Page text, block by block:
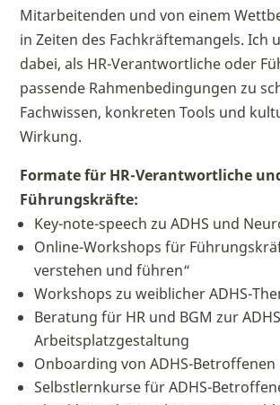
Mitarbeitenden und von einem
in Zeiten des Fachkräftemangels. Ich
dabei, als HR-Verantwortliche oder
passende Rahmenbedingungen zu
Fachwissen, konkreten Tools und
Wirkung.
Formate für HR-Verantwortliche
Führungskräfte:
Key-note-speech zu ADHS und
Online-Workshops für
verstehen und führen“
Workshops zu weiblicher ADHS-
Beratung für HR und BGM zur
Arbeitsplatzgestaltung
Onboarding von ADHS-Betroffenen
Selbstlernkurse für ADHS-